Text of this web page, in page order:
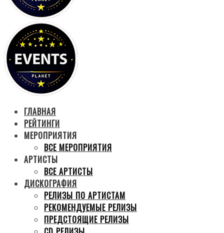
ГЛАВНАЯ
РЕЙТИНГИ
МЕРОПРИЯТИЯ
ВСЕ МЕРОПРИЯТИЯ
АРТИСТЫ
ВСЕ АРТИСТЫ
ДИСКОГРАФИЯ
РЕЛИЗЫ ПО АРТИСТАМ
РЕКОМЕНДУЕМЫЕ РЕЛИЗЫ
ПРЕДСТОЯЩИЕ РЕЛИЗЫ